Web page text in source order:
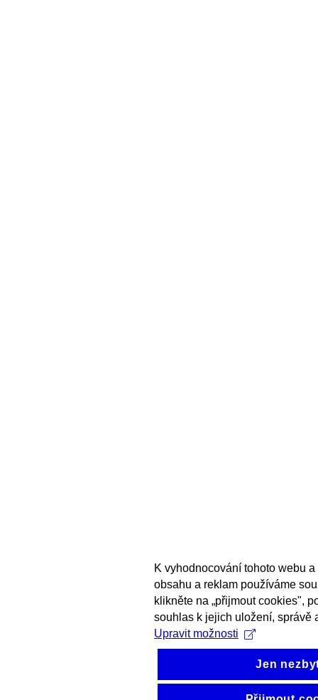
K vyhodnocování tohoto webu
obsahu a reklam používáme
klikněte na „přijmout cookies",
souhlas k jejich uložení, správě
Upravit možnosti
Jen